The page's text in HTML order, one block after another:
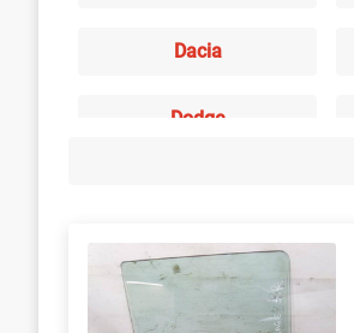
Dacia
Dodge
Jaguar
Lancia